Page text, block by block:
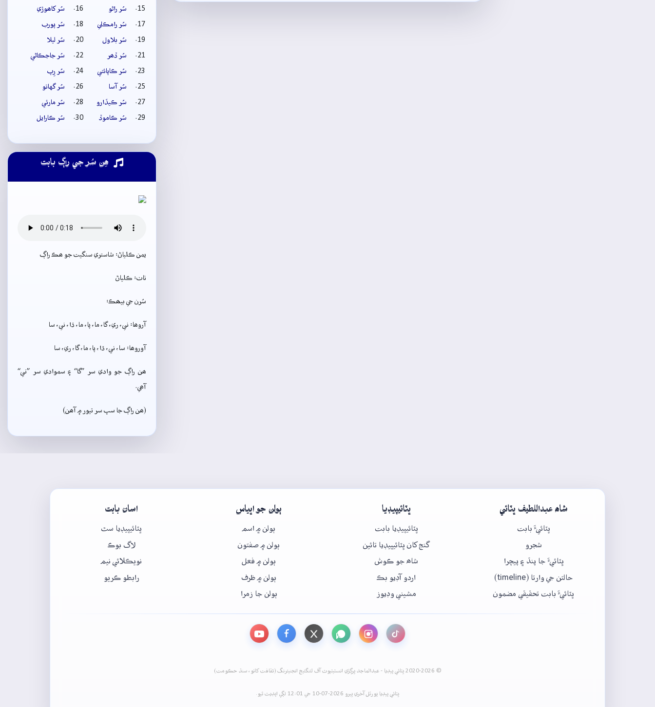
سُر راڻو
سُر کاھوڙي
سُر رامڪلي
سُر پورب
سُر بلاول
سُر ليلا
سُر ڏھر
سُر جاجڪاڻي
سُر ڪاپائتي
سُر رِپ
سُر آسا
سُر گهاتو
سُر ڪيڏارو
سُر مارئي
سُر ڪاموڏ
سُر ڪارايل
ھِن سُر جي راڳ بابت
يمن ڪلياڻ: شاستري سنگيت جو ھڪ راڳ
ٺاٺ: ڪلياڻ
سُرن جي بيھڪ:
آروھا: ني، ري، گا، ما، پا، ما، ڌا، ني، سا
آوروھا: سا، ني، ڌا، پا، ما، گا، ري، سا
ھن راڳ جو وادي سر ”گا“ ۽ سموادي سر ”ني“
آھي.
(ھن راڳ جا سڀ سر تيور ۾ آھن)
شاھ عبداللطيف ڀٽائي
ڀٽائيءَ بابت
شجرو
ڀٽائيءَ جا پنڌ ۽ پيچرا
حالتن جي وارتا (timeline)
ڀٽائيءَ بابت تحقيقي مضمون
ڀٽائيپيڊيا
ڀٽائيپيڊيا بابت
گنج کان ڀٽائيپيڊيا تائين
شاھ جو ڪوش
اردو آڊيو بڪ
مشيني وڊيوز
ٻولن جو اڀياس
ٻولن ۾ اسم
ٻولن ۾ صفتون
ٻولن ۾ فعل
ٻولن ۾ ظرف
ٻولن جا زمرا
اسان بابت
ڀٽائيپيڊيا سٿ
لاگ بوڪ
نويڪلائي نيم
رابطو ڪريو
© 2020-2026 ڀٽائي پيڊيا - عبدالماجد ڀرڳڙي انسٽيٽيوٽ آف لئنگئيج انجنيئرنگ (ثقافت کاتو، سنڌ حڪومت)
ڀٽائي پيڊيا پورٽل آخري ڀيرو 2026-07-10 جي 12:01 لڳي اپڊيٽ ٿيو.